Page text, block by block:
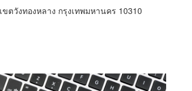
ตวังทองหลาง กรุงเทพมหานคร 10310